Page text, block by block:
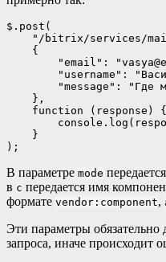
$.post(
"/bitrix/services/
    {
"email":
"username":
"message": "Где
    },
    function (response) {
    }
);
В параметре mode
в c передается имя
формате vendor:component,
Эти параметры обязательно
запроса, иначе происходит